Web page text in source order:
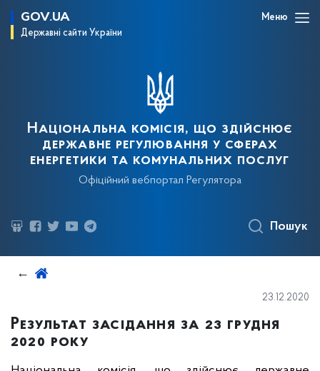
GOV.UA
Державні сайти України
Меню
Національна комісія, що здійснює
державне регулювання у сферах
енергетики та комунальних послуг
Офіційний вебпортал Регулятора
Пошук
23.12.2020
Результат засідання за 23 грудня
2020 року